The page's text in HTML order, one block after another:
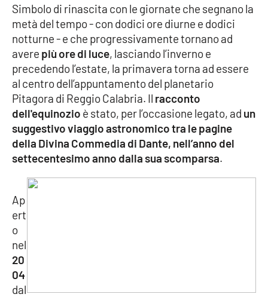
RUBRICHE
Good Morning Vietnam
Parchi Marini Calabria
Leggendo Alvaro insieme
Imprese Di Calabria
Le perfidie di Antonella Grippo
Venti di comunicazione
STREAMING
LaC TV
Simbolo di rinascita con le giornate che segnano la
metà del tempo - con dodici ore diurne e dodici
notturne - e che progressivamente tornano ad
avere più ore di luce, lasciando l’inverno e
precedendo l’estate, la primavera torna ad essere
al centro dell’appuntamento del planetario
Pitagora di Reggio Calabria. Il racconto
dell'equinozio è stato, per l’occasione legato, ad un
suggestivo viaggio astronomico tra le pagine
della Divina Commedia di Dante, nell’anno del
settecentesimo anno dalla sua scomparsa.
Ap
ert
o
nel
20
04
dal